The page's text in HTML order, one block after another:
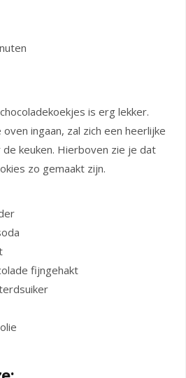
is erg lekker.
oven ingaan, zal zich een heerlijke
keuken. Hierboven zie je dat
zo gemaakt zijn.
fijngehakt